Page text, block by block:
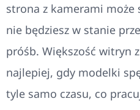
strona z kamerami
nie będziesz w stanie
próśb. Większość witryn
najlepiej, gdy modelki
tyle samo czasu, co